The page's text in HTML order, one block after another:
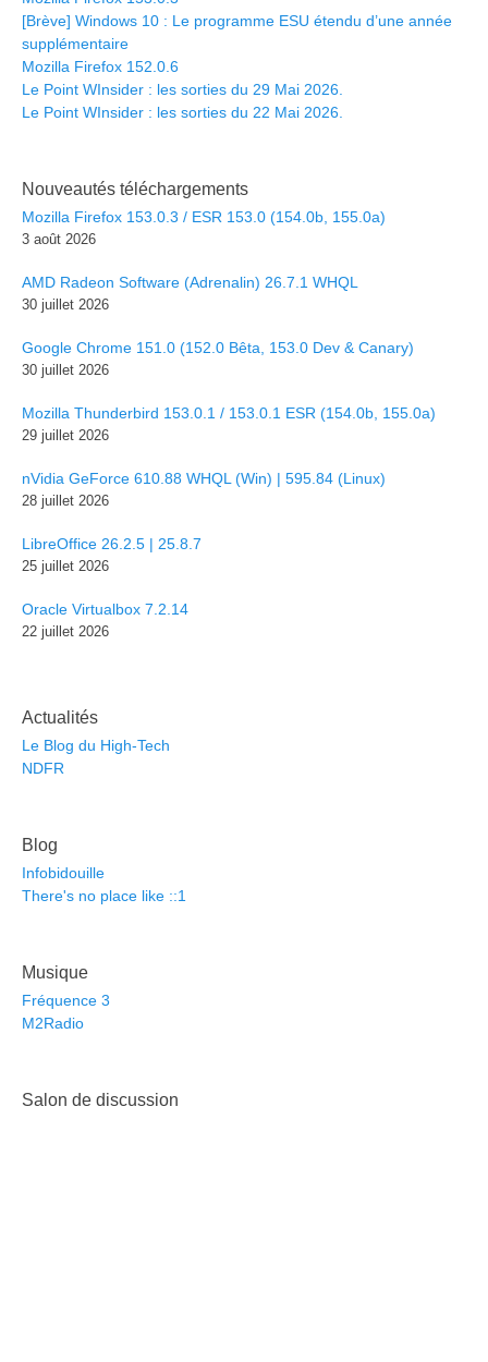
[Brève] Windows 10 : Le programme ESU étendu d’une année
supplémentaire
Mozilla Firefox 152.0.6
Le Point WInsider : les sorties du 29 Mai 2026.
Le Point WInsider : les sorties du 22 Mai 2026.
Nouveautés téléchargements
Mozilla Firefox 153.0.3 / ESR 153.0 (154.0b, 155.0a)
3 août 2026
AMD Radeon Software (Adrenalin) 26.7.1 WHQL
30 juillet 2026
Google Chrome 151.0 (152.0 Bêta, 153.0 Dev & Canary)
30 juillet 2026
Mozilla Thunderbird 153.0.1 / 153.0.1 ESR (154.0b, 155.0a)
29 juillet 2026
nVidia GeForce 610.88 WHQL (Win) | 595.84 (Linux)
28 juillet 2026
LibreOffice 26.2.5 | 25.8.7
25 juillet 2026
Oracle Virtualbox 7.2.14
22 juillet 2026
Actualités
Le Blog du High-Tech
NDFR
Blog
Infobidouille
There's no place like ::1
Musique
Fréquence 3
M2Radio
Salon de discussion